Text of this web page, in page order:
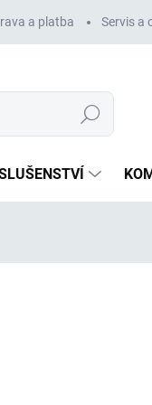
a platba Servis a
Hledat